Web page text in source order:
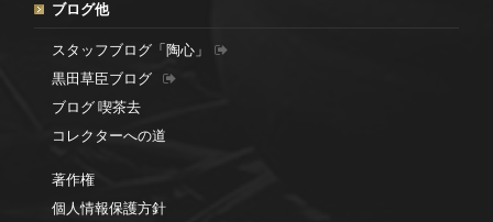
ブログ他
スタッフブログ「陶心」
黒田草臣ブログ
ブログ 喫茶去
コレクターへの道
著作権
個人情報保護方針